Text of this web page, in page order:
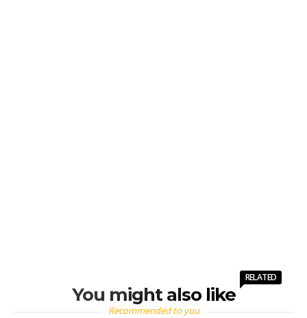
You might also like
RELATED
Recommended to you